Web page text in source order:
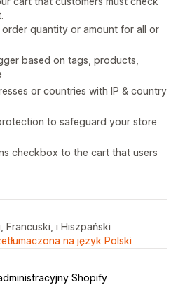
order quantity or amount for all or
based on tags, products,
or countries with IP & country
to safeguard your store
checkbox to the cart that users
Francuski, i Hiszpański
na język Polski
Shopify